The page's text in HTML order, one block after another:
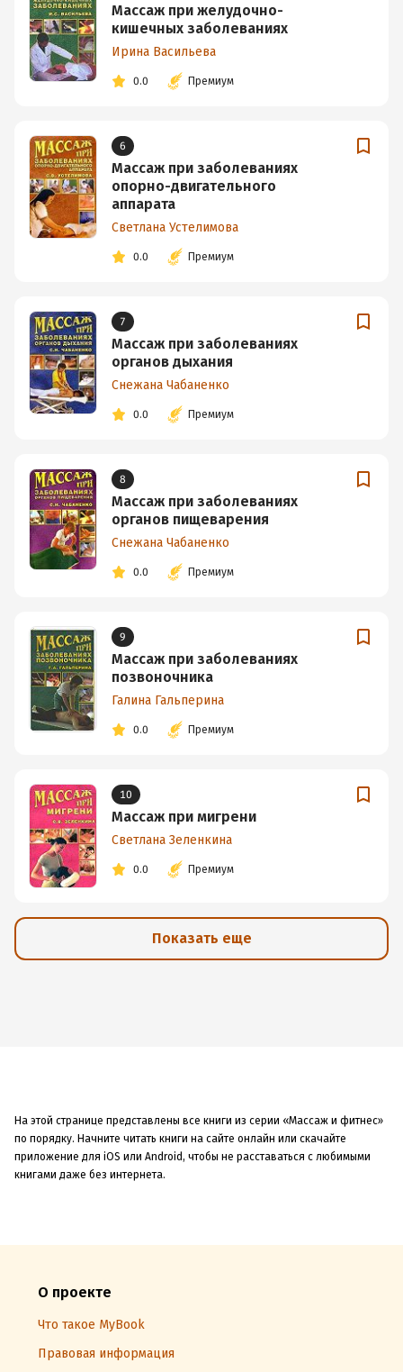
Массаж при желудочно-
кишечных заболеваниях
Ирина Васильева
0.0 Премиум
6
Массаж при заболеваниях
опорно-двигательного
аппарата
Светлана Устелимова
0.0 Премиум
7
Массаж при заболеваниях
органов дыхания
Снежана Чабаненко
0.0 Премиум
8
Массаж при заболеваниях
органов пищеварения
Снежана Чабаненко
0.0 Премиум
9
Массаж при заболеваниях
позвоночника
Галина Гальперина
0.0 Премиум
10
Массаж при мигрени
Светлана Зеленкина
0.0 Премиум
Показать еще
На этой странице представлены все книги из серии «Массаж и фитнес»
по порядку. Начните читать книги на сайте онлайн или скачайте
приложение для iOS или Android, чтобы не расставаться с любимыми
книгами даже без интернета.
О проекте
Что такое MyBook
Правовая информация